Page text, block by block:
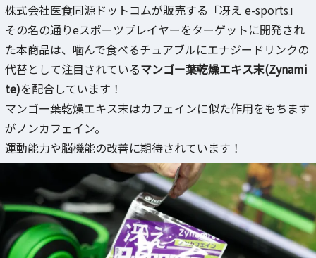
株式会社医食同源ドットコムが販売する「冴え e-sports」
その名の通りeスポーツプレイヤーをターゲットに開発され
た本商品は、噛んで食べるチュアブルにエナジードリンクの
代替として注目されているマンゴー葉乾燥エキス末(Zynami
te)を配合しています！
マンゴー葉乾燥エキス末はカフェインに似た作用をもちます
がノンカフェイン。
運動能力や脳機能の改善に期待されています！